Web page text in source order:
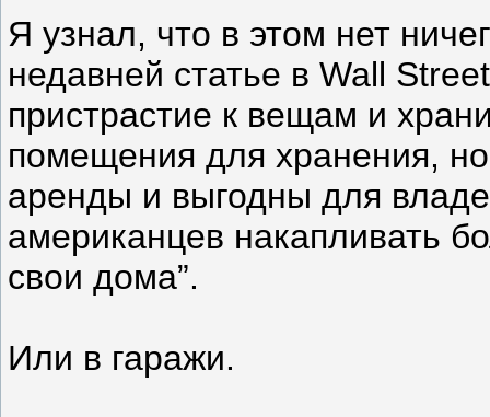
Я узнал, что в этом нет
недавней статье в Wall
пристрастие к вещам и
помещения для хранения,
аренды и выгодны для
американцев накапливать
свои дома”.
Или в гаражи.